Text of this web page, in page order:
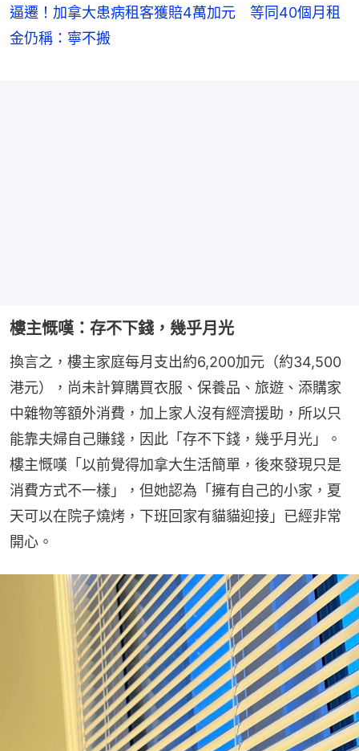
逼遷！加拿大患病租客獲賠4萬加元 等同40個月租
金仍稱：寧不搬
樓主慨嘆：存不下錢，幾乎月光
換言之，樓主家庭每月支出約6,200加元（約34,500
港元），尚未計算購買衣服、保養品、旅遊、添購家
中雜物等額外消費，加上家人沒有經濟援助，所以只
能靠夫婦自己賺錢，因此「存不下錢，幾乎月光」。
樓主慨嘆「以前覺得加拿大生活簡單，後來發現只是
消費方式不一樣」，但她認為「擁有自己的小家，夏
天可以在院子燒烤，下班回家有貓貓迎接」已經非常
開心。